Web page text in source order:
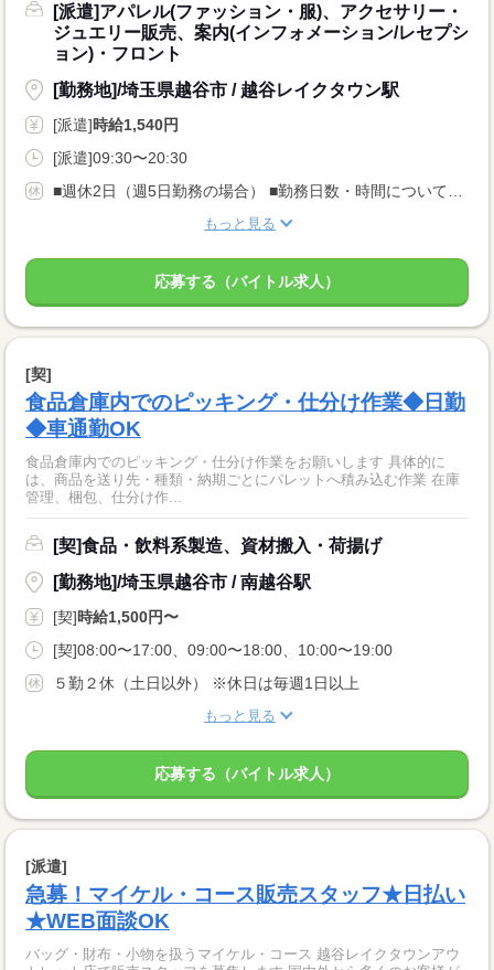
[派遣]アパレル(ファッション・服)、アクセサリー・
ジュエリー販売、案内(インフォメーション/レセプシ
ョン)・フロント
[勤務地]/埼玉県越谷市 / 越谷レイクタウン駅
[派遣]時給1,540円
[派遣]09:30〜20:30
もっと見る
応募する（バイトル求人）
[契]
食品倉庫内でのピッキング・仕分け作業◆日勤
◆車通勤OK
食品倉庫内でのピッキング・仕分け作業をお願いします 具体的に
は、商品を送り先・種類・納期ごとにパレットへ積み込む作業 在庫
管理、梱包、仕分け作...
[契]食品・飲料系製造、資材搬入・荷揚げ
[勤務地]/埼玉県越谷市 / 南越谷駅
[契]時給1,500円〜
[契]08:00〜17:00、09:00〜18:00、10:00〜19:00
５勤２休（土日以外） ※休日は毎週1日以上
もっと見る
応募する（バイトル求人）
[派遣]
急募！マイケル・コース販売スタッフ★日払い
★WEB面談OK
バッグ・財布・小物を扱うマイケル・コース 越谷レイクタウンアウ